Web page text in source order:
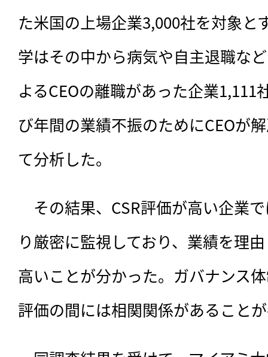
た米国の上場企業3,000社を対象と
学はその中から病気や自主退職な
よるCEOの離職があった企業1,111
び年間の業績不振のためにCEOが
て分析した。
その結果、CSR評価が高い企業
り厳密に監視しており、業績を理
高いことが分かった。ガバナンス
評価の間には相関関係があること